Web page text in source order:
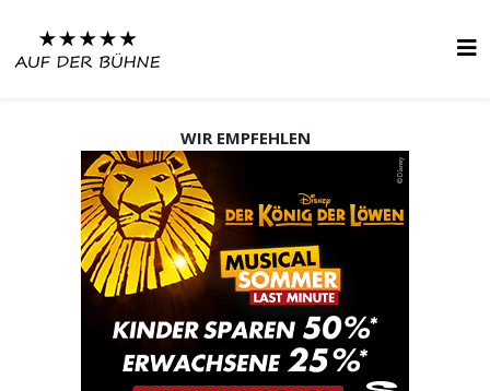
WIR EMPFEHLEN